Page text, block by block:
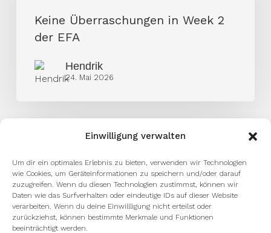
Einwilligung verwalten
Um dir ein optimales Erlebnis zu bieten, verwenden wir Technologien
wie Cookies, um Geräteinformationen zu speichern und/oder darauf
zuzugreifen. Wenn du diesen Technologien zustimmst, können wir
Daten wie das Surfverhalten oder eindeutige IDs auf dieser Website
verarbeiten. Wenn du deine Einwillligung nicht erteilst oder
zurückziehst, können bestimmte Merkmale und Funktionen
beeinträchtigt werden.
Keine Überraschungen in Week 2
der EFA
Hendrik
24. Mai 2026